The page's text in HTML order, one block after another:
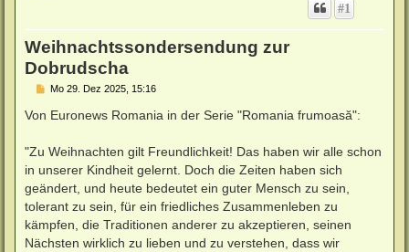
Weihnachtssondersendung zur
Dobrudscha
#1
B
a
g
Mo 29. Dez 2025, 15:16
Von Euronews Romania in der Serie "Romania frumoasă":
"Zu Weihnachten gilt Freundlichkeit! Das haben wir alle schon
in unserer Kindheit gelernt. Doch die Zeiten haben sich
geändert, und heute bedeutet ein guter Mensch zu sein,
tolerant zu sein, für ein friedliches Zusammenleben zu
kämpfen, die Traditionen anderer zu akzeptieren, seinen
Nächsten wirklich zu lieben und zu verstehen, dass wir